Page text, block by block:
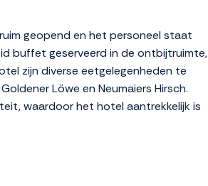
geopend en het personeel staat
buffet geserveerd in de ontbijtruimte,
zijn diverse eetgelegenheden te
Löwe en Neumaiers Hirsch.
waardoor het hotel aantrekkelijk is